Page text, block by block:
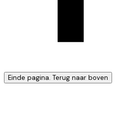
Einde pagina. Terug naar boven